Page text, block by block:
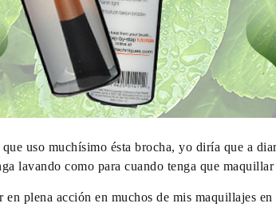
que uso muchísimo ésta brocha, yo diría que a
lavando como para cuando tenga que
en plena acción en muchos de mis maquillajes en